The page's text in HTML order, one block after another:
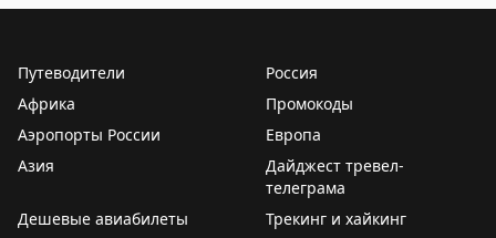
Путеводители
Россия
Африка
Промокоды
Аэропорты России
Европа
Азия
Дайджест тревел-
телеграма
Дешевые авиабилеты
Трекинг и хайкинг